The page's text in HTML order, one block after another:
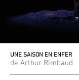
UNE SAISON EN ENFER
de Arthur Rimbaud